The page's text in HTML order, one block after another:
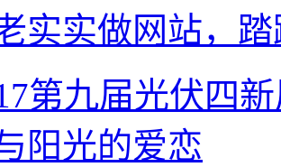
实实做网站，
第九届光伏四
阳光的爱恋